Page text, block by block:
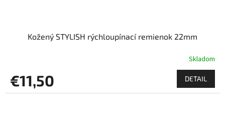
Kožený STYLISH rýchloupínací remienok 22mm
Skladom
€11,50 DETAIL